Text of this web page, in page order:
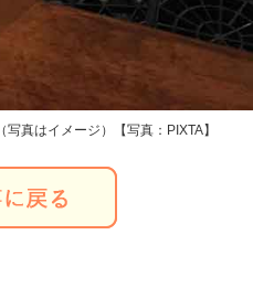
真はイメージ）【写真：PIXTA】